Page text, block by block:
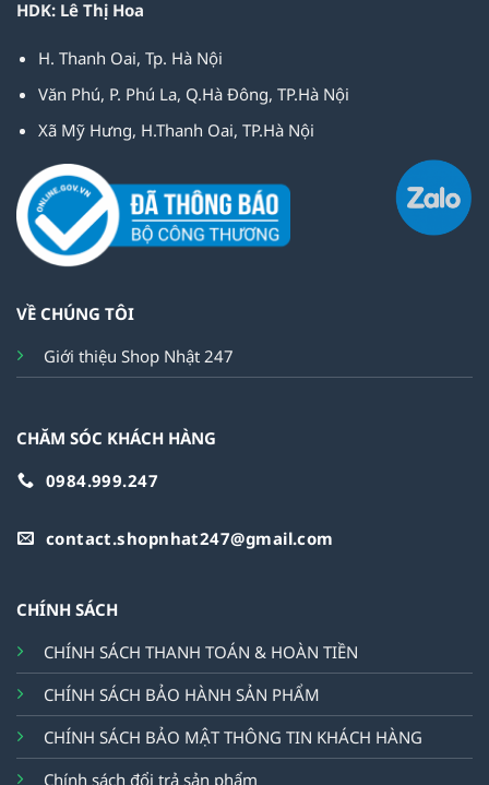
HDK: Lê Thị Hoa
H. Thanh Oai, Tp. Hà Nội
Văn Phú, P. Phú La, Q.Hà Đông, TP.Hà Nội
Xã Mỹ Hưng, H.Thanh Oai, TP.Hà Nội
VỀ CHÚNG TÔI
Giới thiệu Shop Nhật 247
CHĂM SÓC KHÁCH HÀNG
0984.999.247
contact.shopnhat247@gmail.com
CHÍNH SÁCH
CHÍNH SÁCH THANH TOÁN & HOÀN TIỀN
CHÍNH SÁCH BẢO HÀNH SẢN PHẨM
CHÍNH SÁCH BẢO MẬT THÔNG TIN KHÁCH HÀNG
Chính sách đổi trả sản phẩm